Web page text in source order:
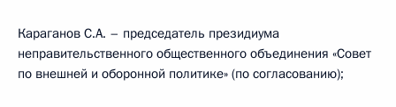
Караганов С.А. – председатель президиума
неправительственного общественного объединения «Совет
по внешней и оборонной политике» (по согласованию);